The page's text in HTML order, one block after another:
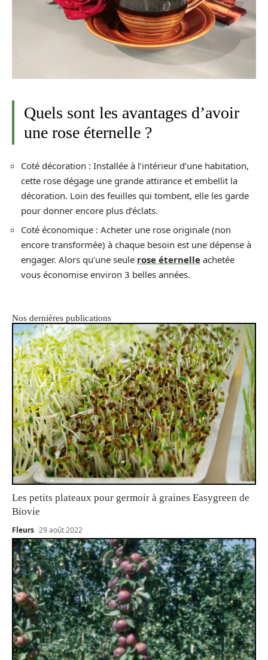
Quels sont les avantages d’avoir
une rose éternelle ?
Coté décoration : Installée à l’intérieur d’une habitation,
cette rose dégage une grande attirance et embellit la
décoration. Loin des feuilles qui tombent, elle les garde
pour donner encore plus d’éclats.
Coté économique : Acheter une rose originale (non
encore transformée) à chaque besoin est une dépense à
engager. Alors qu’une seule rose éternelle achetée
vous économise environ 3 belles années.
Nos dernières publications
Les petits plateaux pour germoir à graines Easygreen de
Biovie
Fleurs 29 août 2022